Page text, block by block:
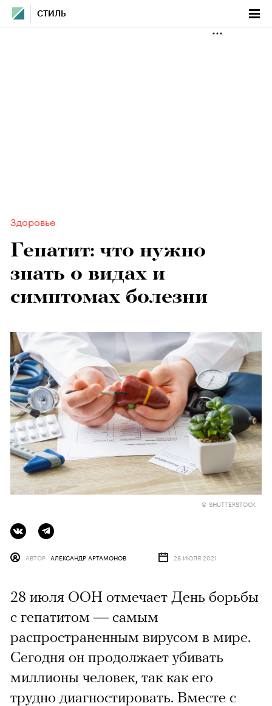
СТИЛЬ
Здоровье
Гепатит: что нужно
знать о видах и
симптомах болезни
© SHUTTERSTOCK
АВТОР АЛЕКСАНДР АРТАМОНОВ 28 ИЮЛЯ 2021
28 июля ООН отмечает День борьбы
с гепатитом — самым
распространенным вирусом в мире.
Сегодня он продолжает убивать
миллионы человек, так как его
трудно диагностировать. Вместе с